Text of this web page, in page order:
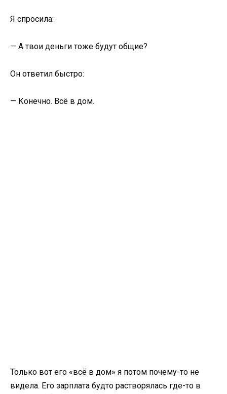
Я спросила:
— А твои деньги тоже будут общие?
Он ответил быстро:
— Конечно. Всё в дом.
Только вот его «всё в дом» я потом почему-то не
видела. Его зарплата будто растворялась где-то в